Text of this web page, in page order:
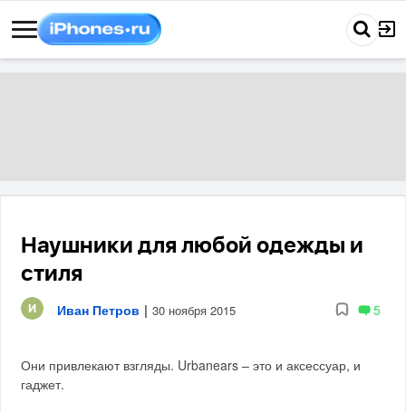
Наушники для любой одежды и
стиля
Иван Петров | 30 ноября 2015 5
Они привлекают взгляды. Urbanears – это и аксессуар, и
гаджет.